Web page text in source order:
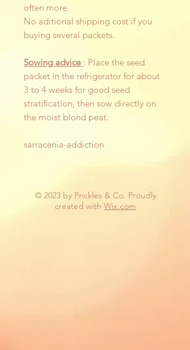
often more.
No aditional shipping cost if you
buying several packets.
Sowing advice : Place the seed
packet in the refrigerator for about
3 to 4 weeks for good seed
stratification, then sow directly on
the moist blond peat.
sarracenia-addiction
© 2023 by Prickles & Co. Proudly
created with Wix.com